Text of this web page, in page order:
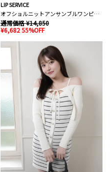
LIP SERVICE
オフショルニットアンサンブルワンピース
通常価格 ¥14,850
¥6,682 55%OFF